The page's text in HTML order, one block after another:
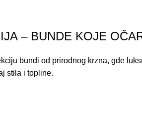
– BUNDE KOJE
bundi od prirodnog krzna, gde
stila i topline.